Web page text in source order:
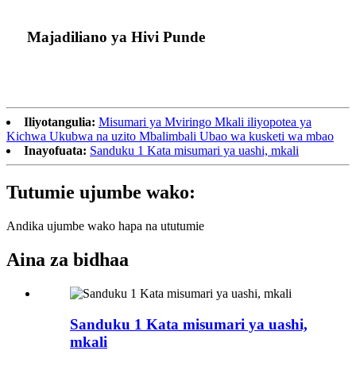
Majadiliano ya Hivi Punde
Iliyotangulia: Misumari ya Mviringo Mkali iliyopotea ya
Kichwa Ukubwa na uzito Mbalimbali Ubao wa kusketi wa mbao
Inayofuata: Sanduku 1 Kata misumari ya uashi, mkali
Tutumie ujumbe wako:
Andika ujumbe wako hapa na ututumie
Aina za bidhaa
Sanduku 1 Kata misumari ya uashi,
mkali